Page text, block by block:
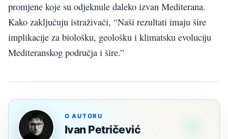
promjene koje su odjeknule daleko izvan Mediterana.
Kako zaključuju istraživači, “Naši rezultati imaju šire
implikacije za biološku, geološku i klimatsku evoluciju
Mediteranskog područja i šire.”
O AUTORU
Ivan Petričević